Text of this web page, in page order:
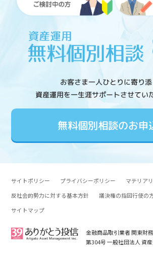
お客さま一人ひとりに寄り
資産運用を一生涯サポートさせてい
無料個別相談のお申
サイトポリシー プライバシーポリシー
マテリア
反社会的勢力に対する基本方針
議決権の指図行使の
サイトマップ
金融商品取引業者 関東財
第304号 一般社団法人 資